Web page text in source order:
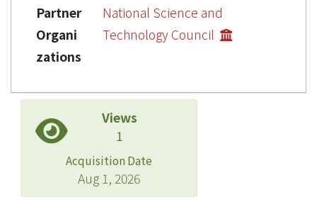
Partner
Organi
zations
National Science and
Technology Council
Views
1
Acquisition Date
Aug 1, 2026